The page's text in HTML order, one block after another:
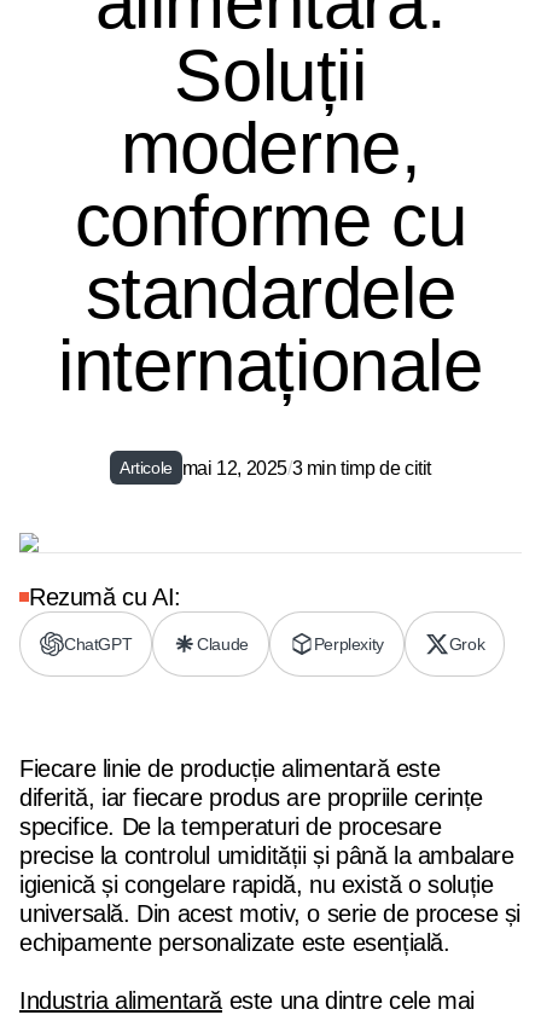
Soluții
moderne,
conforme cu
standardele
internaționale
Articole mai 12, 2025/3 min timp de citit
Rezumă cu AI:
ChatGPT Claude Perplexity Grok
Fiecare linie de producție alimentară este
diferită, iar fiecare produs are propriile cerințe
specifice. De la temperaturi de procesare
precise la controlul umidității și până la ambalare
igienică și congelare rapidă, nu există o soluție
universală. Din acest motiv, o serie de procese și
echipamente personalizate este esențială.
Industria alimentară este una dintre cele mai